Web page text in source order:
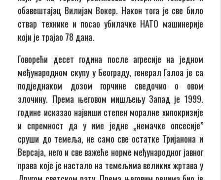
обавештајац Вилијам Вокер. Након тога је све било
ствар технике и посао убилачке НАТО машинерије
који је трајао 78 дана.
Говорећи десет година после агресије на једном
међународном скупу у Београду, генерал Галоа је са
подједнаком дозом горчине сведочио о овом
злочину. Према његовом мишљењу Запад је 1999.
године исказао највиши степен моралне хипокризије
и спремност да у име једне „немачке опсесије”
сруши до темеља, не само све остатке Тријанона и
Версаја, него и све важеће норме међународног јавног
права које је настало на темељима великих жртава у